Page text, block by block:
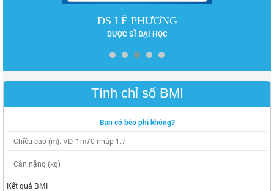
DS LÊ PHƯƠNG
DƯỢC SĨ ĐẠI HỌC
Tính chỉ số BMI
Bạn có béo phì không?
Kết quả BMI